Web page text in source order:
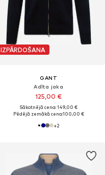
IZPĀRDOŠANA
GANT
Adīta jaka
125,00 €
Sākotnējā cena: 149,00 €
Pēdējā zemākā cena:100,00 €
+2